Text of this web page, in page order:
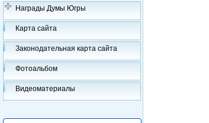
Награды Думы Югры
Карта сайта
Законодательная карта сайта
Фотоальбом
Видеоматериалы